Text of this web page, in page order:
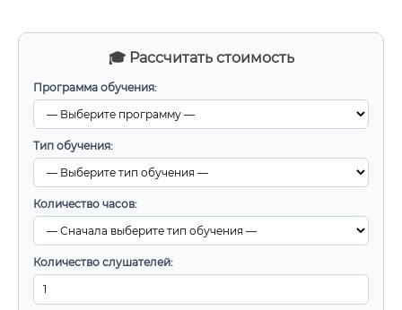
🎓 Рассчитать стоимость
Программа обучения:
Тип обучения:
Количество часов:
Количество слушателей: